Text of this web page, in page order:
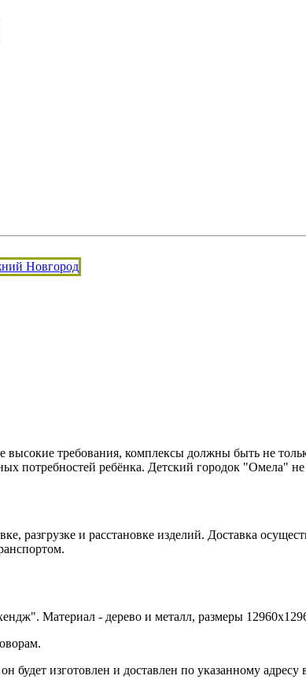
требования, комплексы должны быть не
потребностей ребёнка. Детский городок "Омела"
разгрузке и расстановке изделий. Доставка
Материал - дерево и металл, размеры
будет изготовлен и доставлен по указанному